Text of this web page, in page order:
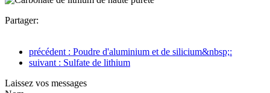
Partager:
précédent : Poudre d'aluminium et de silicium&nbsp;:
suivant : Sulfate de lithium
Laissez vos messages